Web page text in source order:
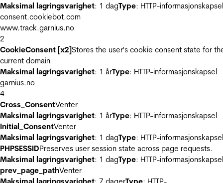
Maksimal lagringsvarighet: 1 dagType: HTTP-informasjonskapsel
consent.cookiebot.com
www.track.garnius.no
2
CookieConsent [x2]Stores the user's cookie consent state for
current domain
Maksimal lagringsvarighet: 1 årType: HTTP-informasjonskapsel
garnius.no
4
Cross_ConsentVenter
Maksimal lagringsvarighet: 1 årType: HTTP-informasjonskapsel
Initial_ConsentVenter
Maksimal lagringsvarighet: 1 dagType: HTTP-informasjonskapsel
PHPSESSIDPreserves user session state across page requests.
Maksimal lagringsvarighet: 1 dagType: HTTP-informasjonskapsel
prev_page_pathVenter